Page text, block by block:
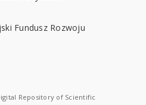
Repository of Scientific